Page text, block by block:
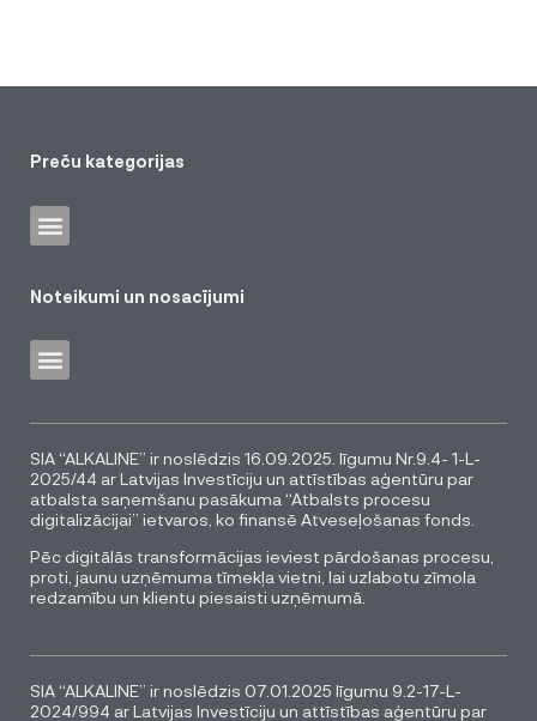
Preču kategorijas
Noteikumi un nosacījumi
SIA “ALKALINE” ir noslēdzis 16.09.2025. līgumu Nr.9.4- 1-L-
2025/44 ar Latvijas Investīciju un attīstības aģentūru par
atbalsta saņemšanu pasākuma “Atbalsts procesu
digitalizācijai” ietvaros, ko finansē Atveseļošanas fonds.
Pēc digitālās transformācijas ieviest pārdošanas procesu,
proti, jaunu uzņēmuma tīmekļa vietni, lai uzlabotu zīmola
redzamību un klientu piesaisti uzņēmumā.
SIA “ALKALINE” ir noslēdzis 07.01.2025 līgumu 9.2-17-L-
2024/994 ar Latvijas Investīciju un attīstības aģentūru par